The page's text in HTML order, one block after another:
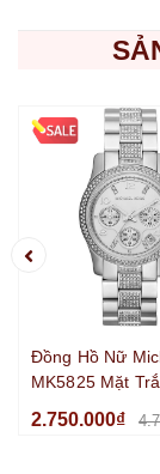
Đồng Hồ Nữ
MK5825 Mặt
Kim Loại Silver
2.750.000₫